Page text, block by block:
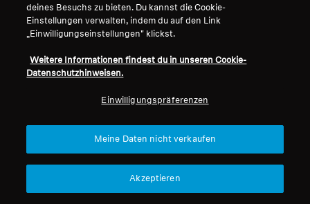
Hearing
Wir akzeptieren:
deines Besuchs zu bieten. Du kannst die Cookie-
Einstellungen verwalten, indem du auf den Link
„Einwilligungseinstellungen" klickst.
Weitere Informationen findest du in unseren Cookie-
Datenschutzhinweisen.
Einwilligungspräferenzen
Meine Daten nicht verkaufen
Akzeptieren